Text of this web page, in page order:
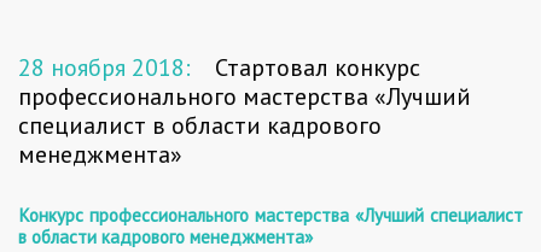
28 ноября 2018:
Стартовал конкурс
профессионального мастерства «Лучший
специалист в области кадрового
менеджмента»
Конкурс профессионального мастерства «Лучший специалист
в области кадрового менеджмента»